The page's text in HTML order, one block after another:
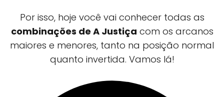
Por isso, hoje você vai conhecer todas as
combinações de A Justiça com os arcanos
maiores e menores, tanto na posição normal
quanto invertida. Vamos lá!